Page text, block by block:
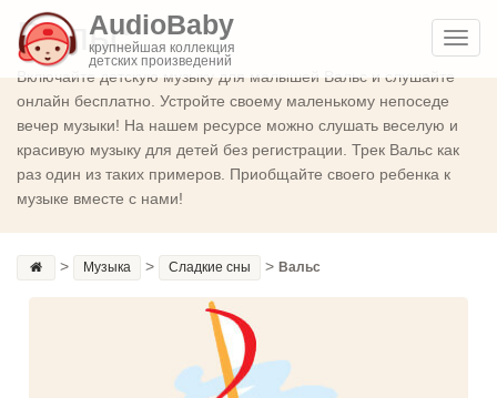
AudioBaby
крупнейшая коллекция
детских произведений
Вальс
Включайте детскую музыку для малышей Вальс и слушайте
онлайн бесплатно. Устройте своему маленькому непоседе
вечер музыки! На нашем ресурсе можно слушать веселую и
красивую музыку для детей без регистрации. Трек Вальс как
раз один из таких примеров. Приобщайте своего ребенка к
музыке вместе с нами!
> Музыка > Сладкие сны > Вальс